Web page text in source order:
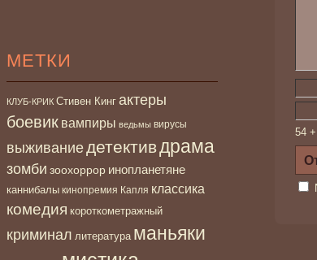
МЕТКИ
КЛУБ-КРИК Стивен Кинг актеры
боевик вампиры ведьмы вирусы
выживаниедетективдрама
зомби зоохоррор инопланетяне
каннибалы кинопремия Капля классика
комедия короткометражный
криминал литература маньяки
54 +